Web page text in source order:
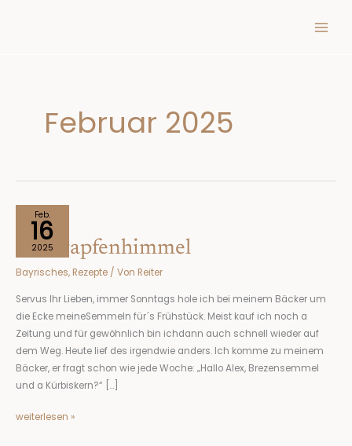
Februar 2025
Feb.
16
2025
Im Krapfenhimmel
Bayrisches, Rezepte / Von Reiter
Servus Ihr Lieben, immer Sonntags hole ich bei meinem Bäcker um
die Ecke meineSemmeln für´s Frühstück. Meist kauf ich noch a
Zeitung und für gewöhnlich bin ichdann auch schnell wieder auf
dem Weg. Heute lief des irgendwie anders. Ich komme zu meinem
Bäcker, er fragt schon wie jede Woche: „Hallo Alex, Brezensemmel
und a Kürbiskern?“ […]
Krapfenhimmel
weiterlesen »